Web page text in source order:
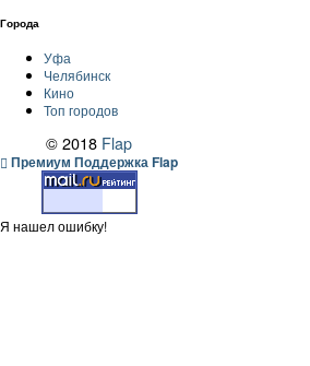
Города
Уфа
Челябинск
Кино
Топ городов
© 2018 Flap
Премиум Поддержка Flap
Я нашел ошибку!